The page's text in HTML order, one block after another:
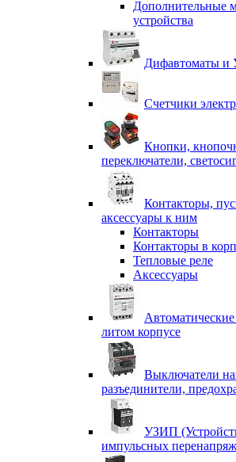
Дополнительные
устройства
Дифавтоматы и
Счетчики
Кнопки,
переключатели,
Контакторы,
аксессуары к ним
Контакторы
Контакторы в
Тепловые реле
Аксессуары
литом корпусе
Выключатели
разъединители,
УЗИП
импульсных